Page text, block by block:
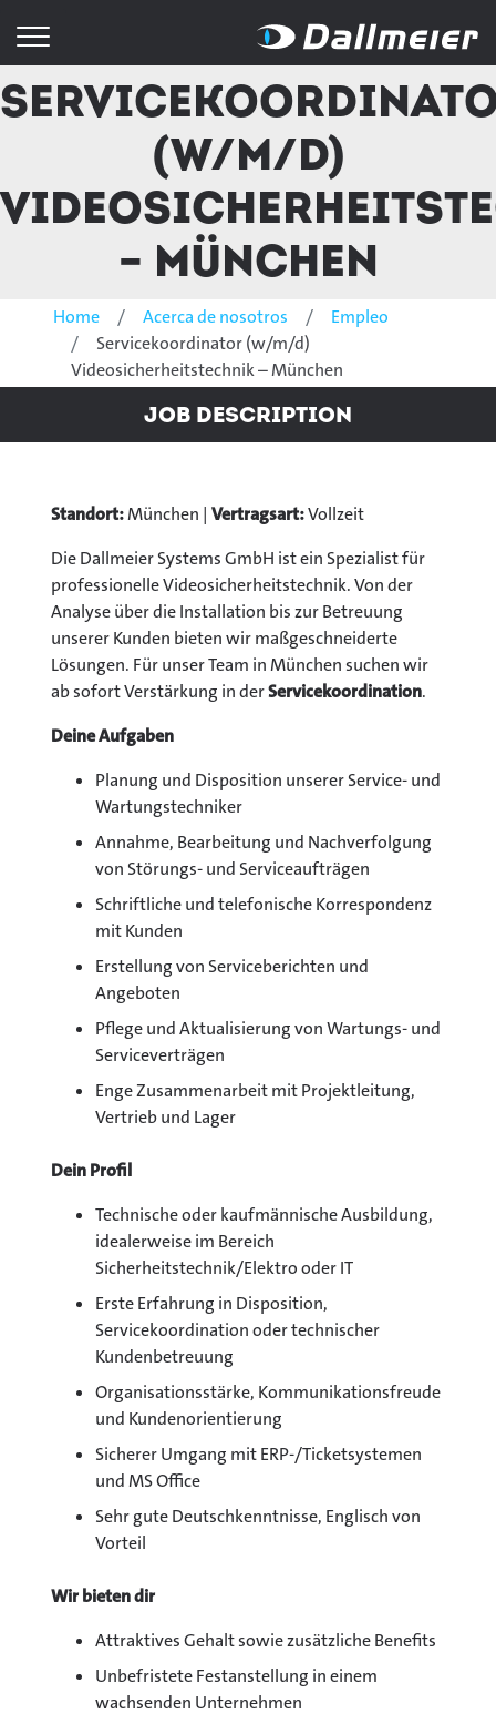
(w/m/d)
– München
Home Acerca de nosotros
Empleo
Servicekoordinator (w/m/d)
Videosicherheitstechnik – München
Job Description
Standort:München | Vertragsart:Vollzeit
Die Dallmeier Systems GmbH ist ein Spezialist für
professionelle Videosicherheitstechnik. Von der
Analyse über die Installation bis zur Betreuung
unserer Kunden bieten wir maßgeschneiderte
Lösungen. Für unser Team in München suchen wir
ab sofort Verstärkung in derServicekoordination.
Deine Aufgaben
Planung und Disposition unserer Service- und
Wartungstechniker
Annahme, Bearbeitung und Nachverfolgung
von Störungs- und Serviceaufträgen
Schriftliche und telefonische Korrespondenz
mit Kunden
Erstellung von Serviceberichten und
Angeboten
Pflege und Aktualisierung von Wartungs- und
Serviceverträgen
Enge Zusammenarbeit mit Projektleitung,
Vertrieb und Lager
Dein Profil
Technische oder kaufmännische Ausbildung,
idealerweise im Bereich
Sicherheitstechnik/Elektro oder IT
Erste Erfahrung in Disposition,
Servicekoordination oder technischer
Kundenbetreuung
Organisationsstärke, Kommunikationsfreude
und Kundenorientierung
Sicherer Umgang mit ERP-/Ticketsystemen
und MS Office
Sehr gute Deutschkenntnisse, Englisch von
Vorteil
Wir bieten dir
Attraktives Gehalt sowie zusätzliche Benefits
Unbefristete Festanstellung in einem
wachsenden Unternehmen